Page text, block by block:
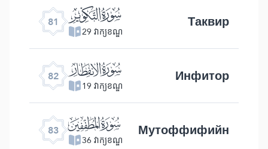
81 ﯾ
29 វាក្យខណ្ឌ Таквир
82 ﯿ
19 វាក្យខណ្ឌ Инфитор
83 ﰀ
36 វាក្យខណ្ឌ Мутоффифийн